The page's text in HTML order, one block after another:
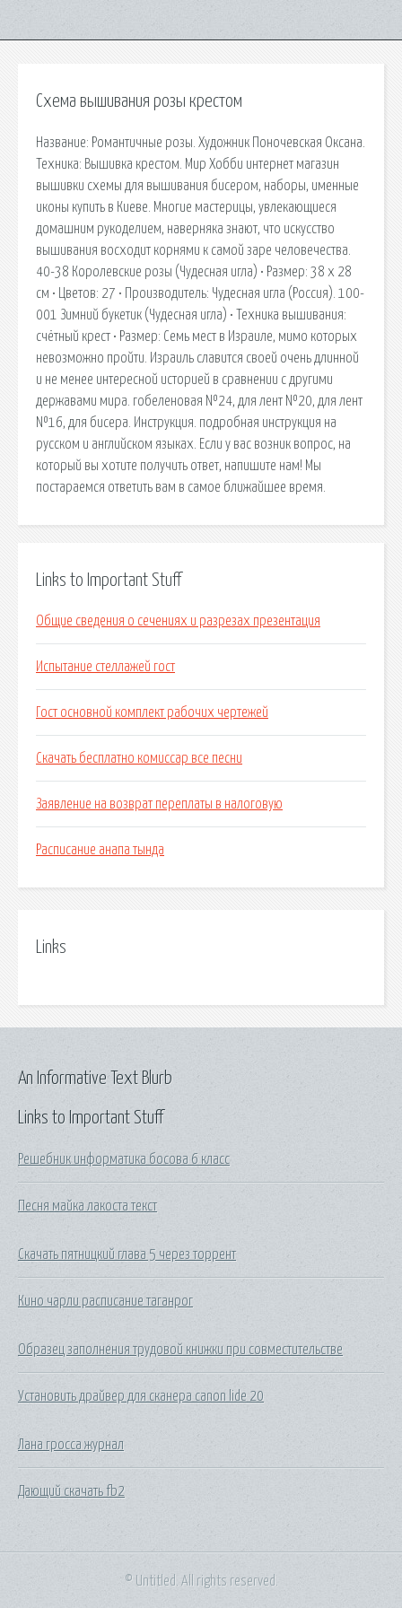
Схема вышивания розы крестом
Название: Романтичные розы. Художник Поночевская Оксана.
Техника: Вышивка крестом. Мир Хобби интернет магазин
вышивки схемы для вышивания бисером, наборы, именные
иконы купить в Киеве. Многие мастерицы, увлекающиеся
домашним рукоделием, наверняка знают, что искусство
вышивания восходит корнями к самой заре человечества.
40-38 Королевские розы (Чудесная игла) • Размер: 38 х 28
см • Цветов: 27 • Производитель: Чудесная игла (Россия). 100-
001 Зимний букетик (Чудесная игла) • Техника вышивания:
счётный крест • Размер: Семь мест в Израиле, мимо которых
невозможно пройти. Израиль славится своей очень длинной
и не менее интересной историей в сравнении с другими
державами мира. гобеленовая №24, для лент №20, для лент
№16, для бисера. Инструкция. подробная инструкция на
русском и английском языках. Если у вас возник вопрос, на
который вы хотите получить ответ, напишите нам! Мы
постараемся ответить вам в самое ближайшее время.
Links to Important Stuff
Общие сведения о сечениях и разрезах презентация
Испытание стеллажей гост
Гост основной комплект рабочих чертежей
Скачать бесплатно комиссар все песни
Заявление на возврат переплаты в налоговую
Расписание анапа тында
Links
Links to Important Stuff
Решебник информатика босова 6 класс
Песня майка лакоста текст
Скачать пятницкий глава 5 через торрент
Кино чарли расписание таганрог
Образец заполнения трудовой книжки при совместительстве
Установить драйвер для сканера canon lide 20
Лана гросса журнал
Дающий скачать fb2
An Informative Text Blurb
© Untitled. All rights reserved.